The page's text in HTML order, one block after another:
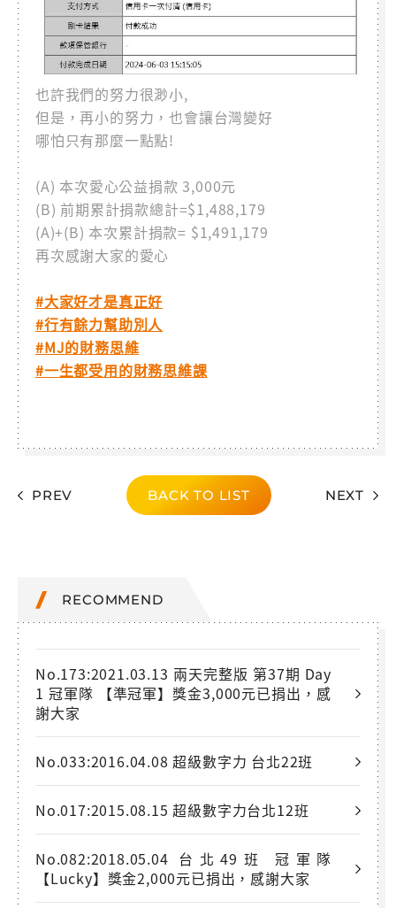
也許我們的努力很渺小,
但是，再小的努力，也會讓台灣變好
哪怕只有那麼一點點!
(A) 本次愛心公益捐款 3,000元
(B) 前期累計捐款總計=$1,488,179
(A)+(B) 本次累計捐款= $1,491,179
再次感謝大家的愛心
#大家好才是真正好
#行有餘力幫助別人
#MJ的財務思維
#一生都受用的財務思維課
PREV BACK TO LIST NEXT
RECOMMEND
No.173:2021.03.13 兩天完整版 第37期 Day
1 冠軍隊 【準冠軍】獎金3,000元已捐出，感
謝大家
No.033:2016.04.08 超級數字力 台北22班
No.017:2015.08.15 超級數字力台北12班
No.082:2018.05.04 台北49班 冠軍隊
【Lucky】獎金2,000元已捐出，感謝大家